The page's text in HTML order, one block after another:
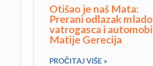
Otišao je naš Mata:
Prerani odlazak
vatrogasca i
Matije Gerecija
PROČITAJ VIŠE »